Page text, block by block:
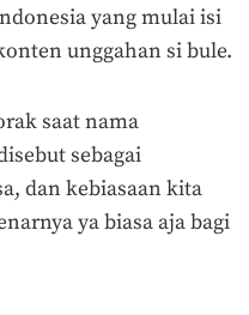
yang mulai isi
unggahan si bule.
saat nama
sebagai
dan kebiasaan kita
ya biasa aja bagi